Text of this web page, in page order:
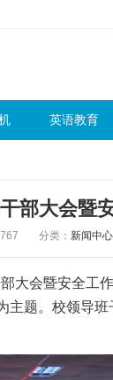
英语教育
部大会暨
分类：新闻中心
大会暨安全工
主题。校领导